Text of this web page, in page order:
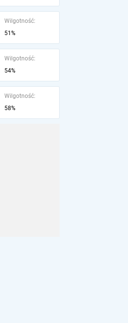
Wilgotność:
51%
Wilgotność:
54%
Wilgotność:
58%